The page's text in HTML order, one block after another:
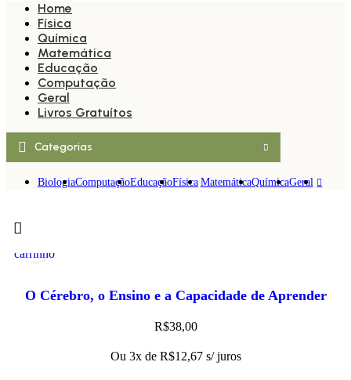
Home
Física
Química
Matemática
Educação
Computação
Geral
Livros Gratuítos
Categorias
BiologiaComputaçãoEducaçãoFísica MatemáticaQuímicaGeral
carrinho
O Cérebro, o Ensino e a Capacidade de Aprender
R$38,00
Ou 3x de R$12,67 s/ juros